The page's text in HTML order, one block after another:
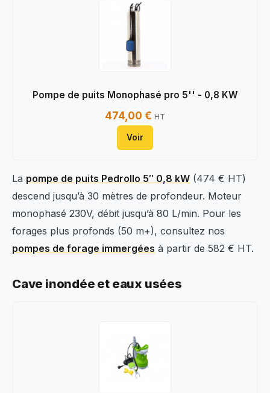
Pompe de puits Monophasé pro 5'' - 0,8 KW
474,00 € HT
Voir
La pompe de puits Pedrollo 5″ 0,8 kW (474 € HT)
descend jusqu’à 30 mètres de profondeur. Moteur
monophasé 230V, débit jusqu’à 80 L/min. Pour les
forages plus profonds (50 m+), consultez nos
pompes de forage immergées à partir de 582 € HT.
Cave inondée et eaux usées